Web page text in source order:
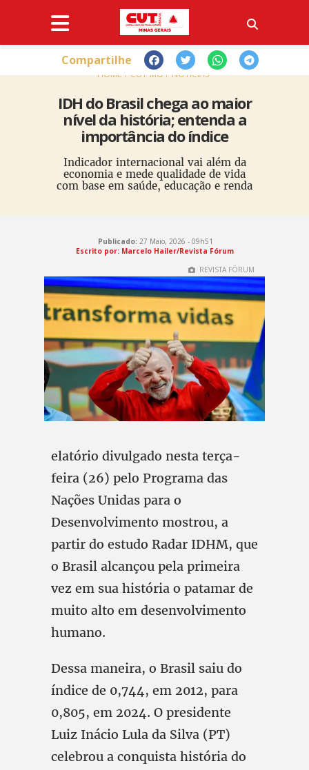
HOME CUT-MG NOTÍCIAS
IDH do Brasil chega ao maior
nível da história; entenda a
importância do índice
Indicador internacional vai além da
economia e mede qualidade de vida
com base em saúde, educação e renda
Compartilhe
Publicado: 27 Maio, 2026 - 09h51
Escrito por: Marcelo Hailer/Revista Fórum
REVISTA FÓRUM
elatório divulgado nesta terça-
feira (26) pelo Programa das
Nações Unidas para o
Desenvolvimento mostrou, a
partir do estudo Radar IDHM, que
o Brasil alcançou pela primeira
vez em sua história o patamar de
muito alto em desenvolvimento
humano.
Dessa maneira, o Brasil saiu do
índice de 0,744, em 2012, para
0,805, em 2024. O presidente
Luiz Inácio Lula da Silva (PT)
celebrou a conquista história do